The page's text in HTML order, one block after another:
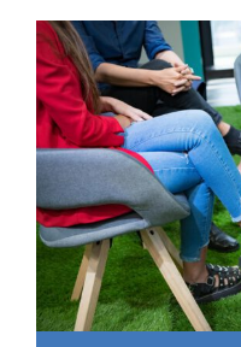
Engagement
Aktuelles
Jobs
Information